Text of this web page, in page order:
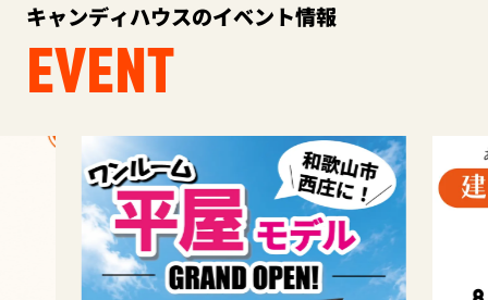
キャンディハウスのイベント情報
EVENT